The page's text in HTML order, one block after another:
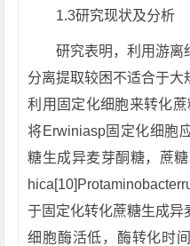
1.3研究现状及分析
研究表明，利用游离
分离提取较困不适合于
利用固定化细胞来转化
将Erwiniasp固定化细胞
糖生成异麦芽酮糖，蔗
于固定化转化蔗糖生成异
细胞酶活低，酶转化时